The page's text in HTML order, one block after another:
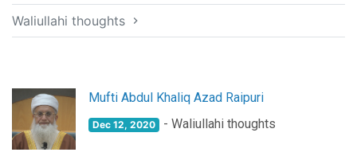
Waliullahi thoughts
Mufti Abdul Khaliq Azad Raipuri
Dec 12, 2020 - Waliullahi thoughts